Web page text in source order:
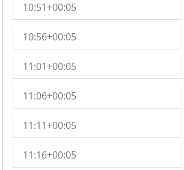
10:51+00:05
10:56+00:05
11:01+00:05
11:06+00:05
11:11+00:05
11:16+00:05